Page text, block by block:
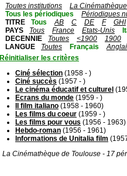
Toutes institutions
La
Tous les périodiques
Périodiques
TITRE
Tous AB C DE F
GHI
PAYS
Tous France Etats-Unis
DECENNIE
Toutes <1900
1900
LANGUE
Toutes Français
Réinitialiser les critères
Ciné sélection (1958 - )
Ciné succès (1957 - )
Le cinéma éducatif et culturel
Ecrans du monde (1959 - )
Il film italiano (1958 - 1960)
Les films du coeur (1959 - )
Les films pour vous (1956 - 1963)
Hebdo-roman (1956 - 1961)
Informations de Unitalia film
La Cinémathèque de Toulouse - 17